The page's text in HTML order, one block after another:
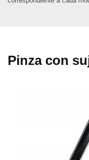
Pinza con